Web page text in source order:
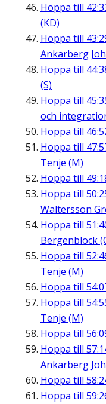
Hoppa till
(KD)
Hoppa till
Ankarberg
Hoppa till
(S)
Hoppa till
och
Hoppa till
Hoppa till
Tenje (M)
Hoppa till
Hoppa till
Waltersson
Hoppa till
Bergenblock
Hoppa till
Tenje (M)
Hoppa till
Hoppa till
Tenje (M)
Hoppa till
Hoppa till
Ankarberg
Hoppa till
Hoppa till